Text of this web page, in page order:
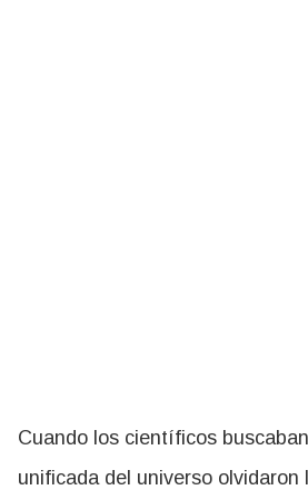
Cuando los científicos
unificada del universo olvidaron